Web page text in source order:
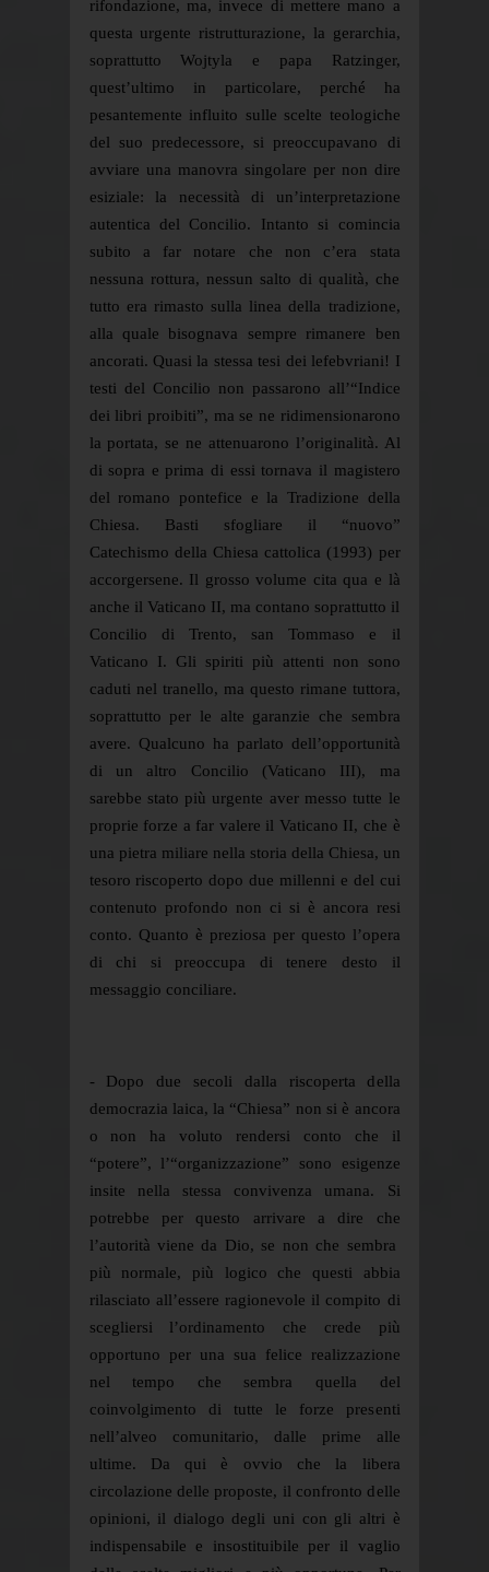
rifondazione, ma, invece di mettere mano a
questa urgente ristrutturazione, la gerarchia,
soprattutto Wojtyla e papa Ratzinger,
quest’ultimo in particolare, perché ha
pesantemente influito sulle scelte teologiche
del suo predecessore, si preoccupavano di
avviare una manovra singolare per non dire
esiziale: la necessità di un’interpretazione
autentica del Concilio. Intanto si comincia
subito a far notare che non c’era stata
nessuna rottura, nessun salto di qualità, che
tutto era rimasto sulla linea della tradizione,
alla quale bisognava sempre rimanere ben
ancorati. Quasi la stessa tesi dei lefebvriani! I
testi del Concilio non passarono all’“Indice
dei libri proibiti”, ma se ne ridimensionarono
la portata, se ne attenuarono l’originalità. Al
di sopra e prima di essi tornava il magistero
del romano pontefice e la Tradizione della
Chiesa. Basti sfogliare il “nuovo”
Catechismo della Chiesa cattolica (1993) per
accorgersene. Il grosso volume cita qua e là
anche il Vaticano II, ma contano soprattutto il
Concilio di Trento, san Tommaso e il
Vaticano I. Gli spiriti più attenti non sono
caduti nel tranello, ma questo rimane tuttora,
soprattutto per le alte garanzie che sembra
avere. Qualcuno ha parlato dell’opportunità
di un altro Concilio (Vaticano III), ma
sarebbe stato più urgente aver messo tutte le
proprie forze a far valere il Vaticano II, che è
una pietra miliare nella storia della Chiesa, un
tesoro riscoperto dopo due millenni e del cui
contenuto profondo non ci si è ancora resi
conto. Quanto è preziosa per questo l’opera
di chi si preoccupa di tenere desto il
messaggio conciliare.
- Dopo due secoli dalla riscoperta della
democrazia laica, la “Chiesa” non si è ancora
o non ha voluto rendersi conto che il
“potere”, l’“organizzazione” sono esigenze
insite nella stessa convivenza umana. Si
potrebbe per questo arrivare a dire che
l’autorità viene da Dio, se non che sembra
più normale, più logico che questi abbia
rilasciato all’essere ragionevole il compito di
scegliersi l’ordinamento che crede più
opportuno per una sua felice realizzazione
nel tempo che sembra quella del
coinvolgimento di tutte le forze presenti
nell’alveo comunitario, dalle prime alle
ultime. Da qui è ovvio che la libera
circolazione delle proposte, il confronto delle
opinioni, il dialogo degli uni con gli altri è
indispensabile e insostituibile per il vaglio